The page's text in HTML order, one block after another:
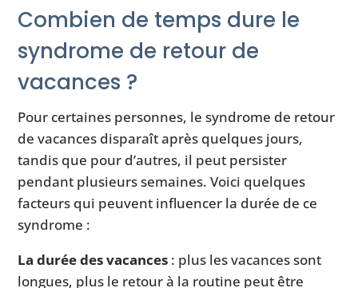
Combien de temps dure le
syndrome de retour de
vacances ?
Pour certaines personnes, le syndrome de retour
de vacances disparaît après quelques jours,
tandis que pour d’autres, il peut persister
pendant plusieurs semaines. Voici quelques
facteurs qui peuvent influencer la durée de ce
syndrome :
La durée des vacances : plus les vacances sont
longues, plus le retour à la routine peut être